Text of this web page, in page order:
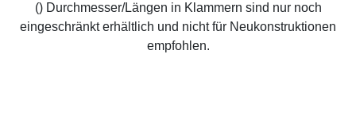
() Durchmesser/Längen in Klammern sind nur noch
eingeschränkt erhältlich und nicht für Neukonstruktionen
empfohlen.